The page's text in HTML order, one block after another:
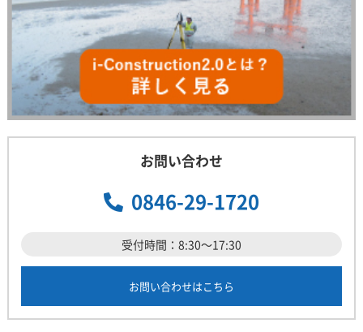
お問い合わせ
0846-29-1720
受付時間：8:30～17:30
お問い合わせはこちら